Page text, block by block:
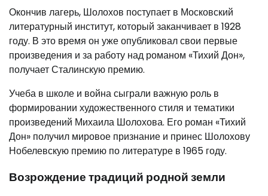
Окончив лагерь, Шолохов поступает в Московский
литературный институт, который заканчивает в 1928
году. В это время он уже опубликовал свои первые
произведения и за работу над романом «Тихий Дон»,
получает Сталинскую премию.
Учеба в школе и война сыграли важную роль в
формировании художественного стиля и тематики
произведений Михаила Шолохова. Его роман «Тихий
Дон» получил мировое признание и принес Шолохову
Нобелевскую премию по литературе в 1965 году.
Возрождение традиций родной земли